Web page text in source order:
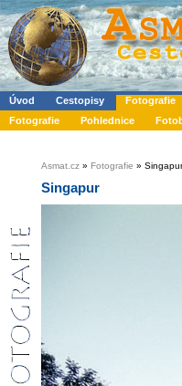
Úvod Cestopisy Fotografie
Fotografie
Pohlednice
Asmat.cz » Fotografie » Singapur
Singapur